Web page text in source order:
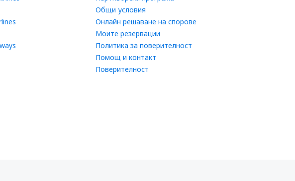
Общи условия
Онлайн решаване на спорове
Моите резервации
Политика за поверителност
Помощ и контакт
Поверителност